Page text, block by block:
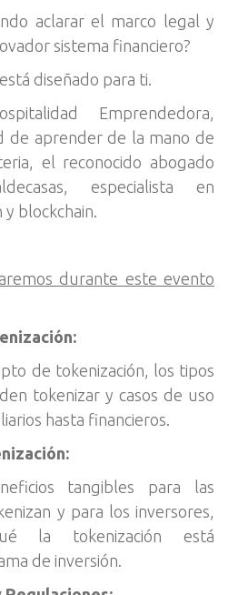
aclarar el marco legal y
sistema financiero?
diseñado para ti.
Emprendedora,
de aprender de la mano de
el reconocido abogado
especialista en
blockchain.
durante este evento
de tokenización, los tipos
tokenizar y casos de uso
hasta financieros.
tangibles para las
y para los inversores,
la tokenización está
de inversión.